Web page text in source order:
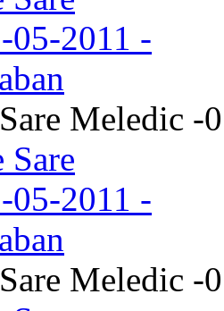
Meledic -
Meledic -